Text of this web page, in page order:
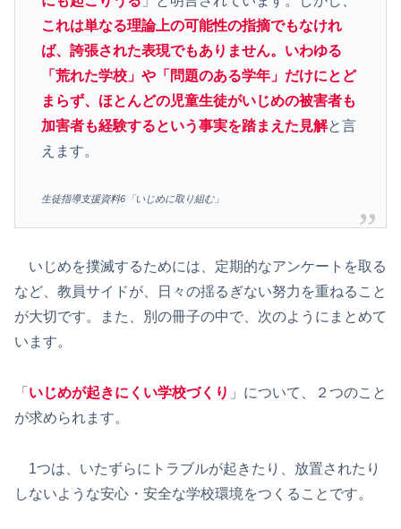
これは単なる理論上の可能性の指摘でもなけれ
ば、誇張された表現でもありません。いわゆる
「荒れた学校」や「問題のある学年」だけにとど
まらず、ほとんどの児童生徒がいじめの被害者も
加害者も経験するという事実を踏まえた見解と言
えます。
生徒指導支援資料6「いじめに取り組む」
いじめを撲滅するためには、定期的なアンケートを取る
など、教員サイドが、日々の揺るぎない努力を重ねること
が大切です。また、別の冊子の中で、次のようにまとめて
います。
「 いじめが起きにくい学校づくり 」について、２つのこと
が求められます。
1つは、いたずらにトラブルが起きたり、放置されたり
しないような安心・安全な学校環境をつくることです。